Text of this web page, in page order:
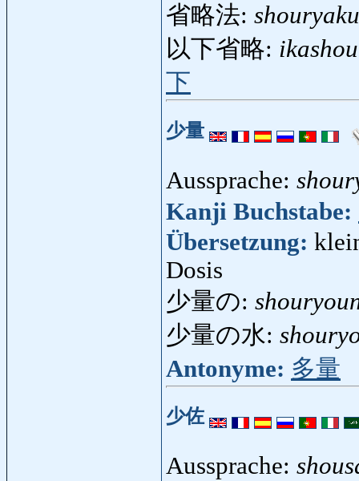
省略法:
以下省略:
下
少量
Aussprache:
Kanji Buchstabe:
Übersetzung:
Dosis
少量の:
少量の水:
Antonyme: 多量
少佐
Aussprache: